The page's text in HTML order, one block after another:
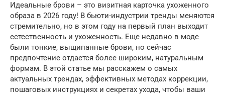
Идеальные брови – это визитная карточка ухоженного
образа в 2026 году! В бьюти-индустрии тренды меняются
стремительно, но в этом году на первый план выходит
естественность и ухоженность. Еще недавно в моде
были тонкие, выщипанные брови, но сейчас
предпочтение отдается более широким, натуральным
формам. В этой статье мы расскажем о самых
актуальных трендах, эффективных методах коррекции,
пошаговых инструкциях и секретах ухода, чтобы ваши